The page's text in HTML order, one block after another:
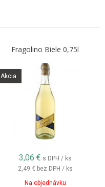
Fragolino Biele 0,75l
Akcia
3,06 € s DPH / ks
2,49 € bez DPH / ks
Na objednávku